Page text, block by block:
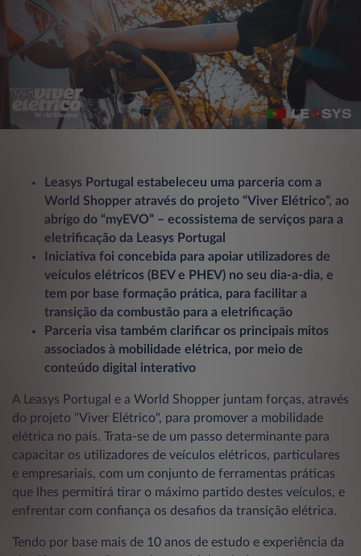
Leasys Portugal estabeleceu uma parceria com a
World Shopper através do projeto “Viver Elétrico”, ao
abrigo do “myEVO” – ecossistema de serviços para a
eletrificação da Leasys Portugal
Iniciativa foi concebida para apoiar utilizadores de
veículos elétricos (BEV e PHEV) no seu dia-a-dia, e
tem por base formação prática, para facilitar a
transição da combustão para a eletrificação
Parceria visa também clarificar os principais mitos
associados à mobilidade elétrica, por meio de
conteúdo digital interativo
A Leasys Portugal e a World Shopper juntam forças, através
do projeto "Viver Elétrico", para promover a mobilidade
elétrica no país. Trata-se de um passo determinante para
capacitar os utilizadores de veículos elétricos, particulares
e empresariais, com um conjunto de ferramentas práticas
que lhes permitirá tirar o máximo partido destes veículos, e
enfrentar com confiança os desafios da transição elétrica.
Tendo por base mais de 10 anos de estudo e experiência da